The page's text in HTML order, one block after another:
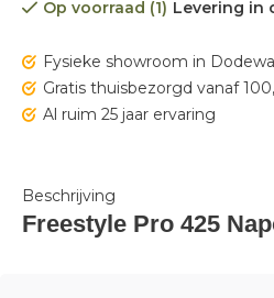
Op voorraad (1) Levering in
Fysieke showroom in
Gratis thuisbezorgd vanaf
Al ruim 25 jaar ervaring
Beschrijving
Freestyle Pro 425